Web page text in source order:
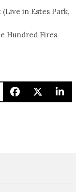
in Estes Park,
Hundred Fires